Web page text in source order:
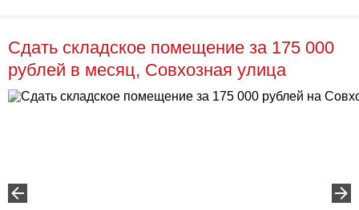
Сдать складское помещение за 175 000
рублей в месяц, Совхозная улица